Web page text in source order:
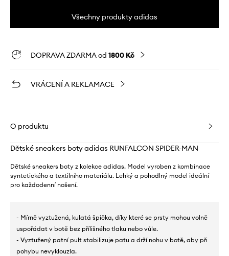
Všechny produkty adidas
DOPRAVA ZDARMA od 1800 Kč
VRÁCENÍ A REKLAMACE
O produktu
Dětské sneakers boty adidas RUNFALCON SPIDER-MAN
Dětské sneakers boty z kolekce adidas. Model vyroben z kombinace
syntetického a textilního materiálu. Lehký a pohodlný model ideální
pro každodenní nošení.
- Mírně vyztužená, kulatá špička, díky které se prsty mohou volně
uspořádat v botě bez přílišného tlaku nebo vůle.
- Vyztužený patní pult stabilizuje patu a drží nohu v botě, aby při
pohybu nevyklouzla.